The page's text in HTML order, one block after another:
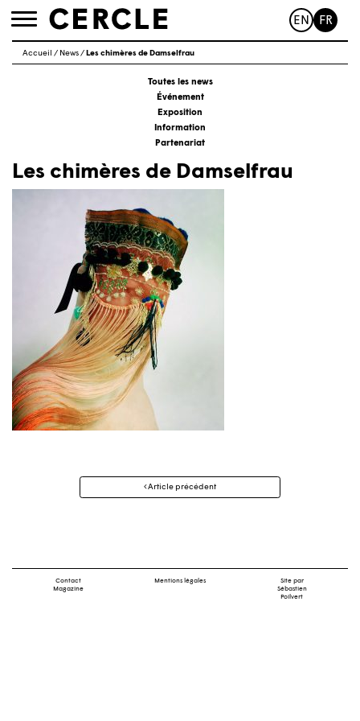
Toggle
EN FR
Accueil / News/ Les chimères de Damselfrau
Toutes les news
Événement
Exposition
Information
Partenariat
Les chimères de Damselfrau
Navigation
Article précédent
Contact
Magazine
Mentions légales
Site par
Sébastien
Poilvert